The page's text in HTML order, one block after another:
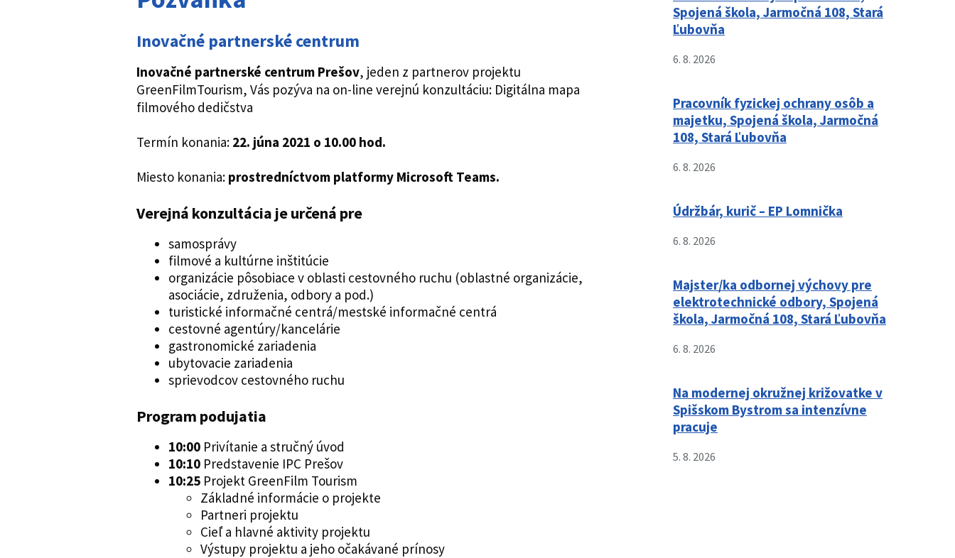
Inovačné partnerské centrum
Inovačné partnerské centrum Prešov, jeden z partnerov projektu
GreenFilmTourism, Vás pozýva na on-line verejnú konzultáciu: Digitálna mapa
filmového dedičstva
Termín konania: 22. júna 2021 o 10.00 hod.
Miesto konania: prostredníctvom platformy Microsoft Teams.
Verejná konzultácia je určená pre
samosprávy
filmové a kultúrne inštitúcie
organizácie pôsobiace v oblasti cestovného ruchu (oblastné organizácie,
asociácie, združenia, odbory a pod.)
turistické informačné centrá/mestské informačné centrá
cestovné agentúry/kancelárie
gastronomické zariadenia
ubytovacie zariadenia
sprievodcov cestovného ruchu
Program podujatia
10:00 Privítanie a stručný úvod
10:10 Predstavenie IPC Prešov
10:25 Projekt GreenFilm Tourism
Základné informácie o projekte
Partneri projektu
Cieľ a hlavné aktivity projektu
Výstupy projektu a jeho očakávané prínosy
Spojená škola, Jarmočná 108, Stará
Ľubovňa
6. 8. 2026
Pracovník fyzickej ochrany osôb a
majetku, Spojená škola, Jarmočná
108, Stará Ľubovňa
6. 8. 2026
Údržbár, kurič – EP Lomnička
6. 8. 2026
Majster/ka odbornej výchovy pre
elektrotechnické odbory, Spojená
škola, Jarmočná 108, Stará Ľubovňa
6. 8. 2026
Na modernej okružnej križovatke v
Spišskom Bystrom sa intenzívne
pracuje
5. 8. 2026